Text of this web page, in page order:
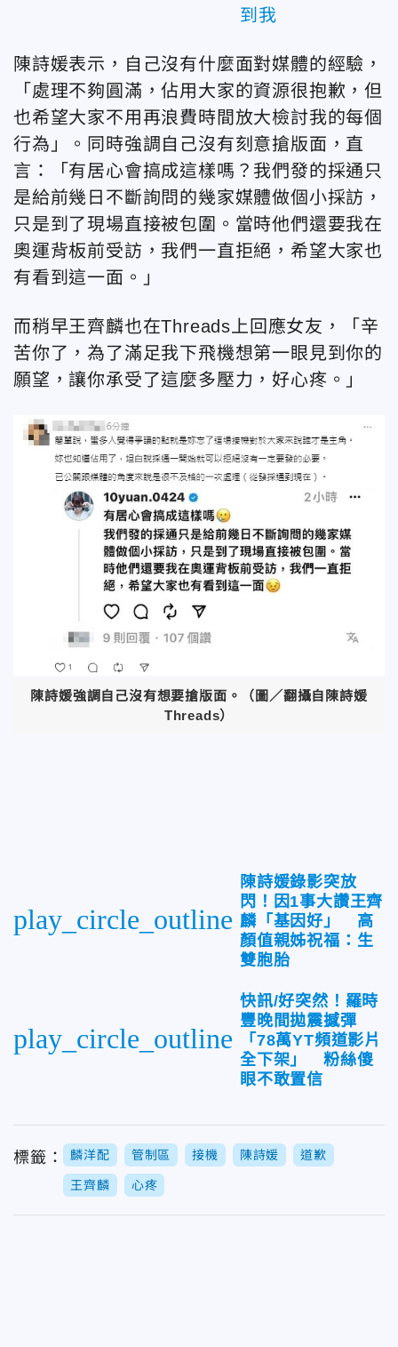
到我
陳詩媛表示，自己沒有什麼面對媒體的經驗，
「處理不夠圓滿，佔用大家的資源很抱歉，但
也希望大家不用再浪費時間放大檢討我的每個
行為」。同時強調自己沒有刻意搶版面，直
言：「有居心會搞成這樣嗎？我們發的採通只
是給前幾日不斷詢問的幾家媒體做個小採訪，
只是到了現場直接被包圍。當時他們還要我在
奧運背板前受訪，我們一直拒絕，希望大家也
有看到這一面。」
而稍早王齊麟也在Threads上回應女友，「辛
苦你了，為了滿足我下飛機想第一眼見到你的
願望，讓你承受了這麼多壓力，好心疼。」
陳詩媛強調自己沒有想要搶版面。（圖／翻攝自陳詩媛
Threads）
play_circle_outline
陳詩媛錄影突放
閃！因1事大讚王齊
麟「基因好」 高
顏值親姊祝福：生
雙胞胎
play_circle_outline
快訊/好突然！羅時
豐晚間拋震撼彈
「78萬YT頻道影片
全下架」 粉絲傻
眼不敢置信
標籤： 麟洋配 管制區 接機 陳詩媛 道歉
王齊麟 心疼